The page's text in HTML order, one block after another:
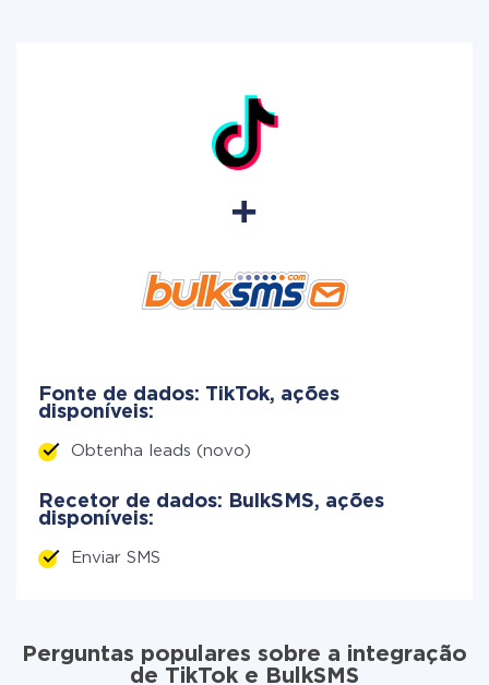
Fonte de dados: TikTok, ações
disponíveis:
Obtenha leads (novo)
Recetor de dados: BulkSMS, ações
disponíveis:
Enviar SMS
Perguntas populares sobre a integração
de TikTok e BulkSMS